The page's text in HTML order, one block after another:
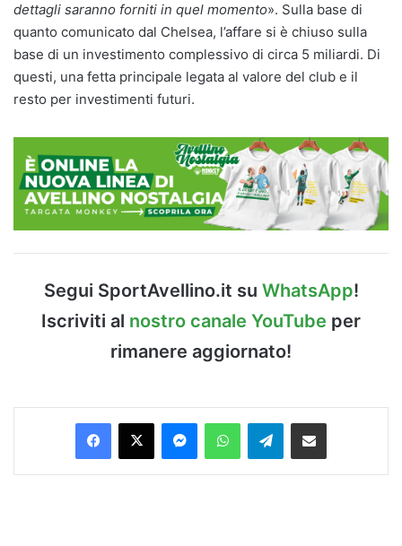
dettagli saranno forniti in quel momento». Sulla base di
quanto comunicato dal Chelsea, l’affare si è chiuso sulla
base di un investimento complessivo di circa 5 miliardi. Di
questi, una fetta principale legata al valore del club e il
resto per investimenti futuri.
Segui SportAvellino.it su WhatsApp!
Iscriviti al nostro canale YouTube per
rimanere aggiornato!
Facebook
X MessengerWhatsAppTelegramCondividi via Email